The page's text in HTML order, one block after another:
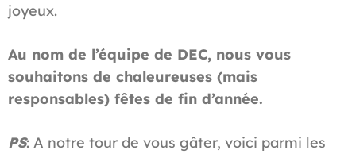
joyeux.
Au nom de l’équipe de DEC, nous vous
souhaitons de chaleureuses (mais
responsables) fêtes de fin d’année.
PS: A notre tour de vous gâter, voici parmi les